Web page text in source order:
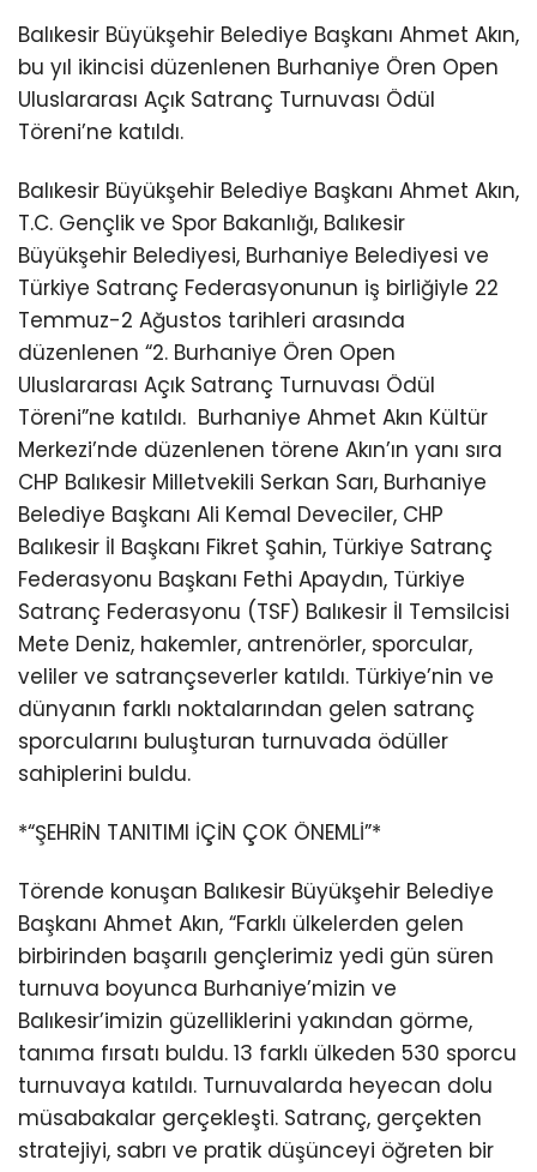
Balıkesir Büyükşehir Belediye Başkanı Ahmet Akın,
bu yıl ikincisi düzenlenen Burhaniye Ören Open
Uluslararası Açık Satranç Turnuvası Ödül
Töreni’ne katıldı.
Balıkesir Büyükşehir Belediye Başkanı Ahmet Akın,
T.C. Gençlik ve Spor Bakanlığı, Balıkesir
Büyükşehir Belediyesi, Burhaniye Belediyesi ve
Türkiye Satranç Federasyonunun iş birliğiyle 22
Temmuz-2 Ağustos tarihleri arasında
düzenlenen “2. Burhaniye Ören Open
Uluslararası Açık Satranç Turnuvası Ödül
Töreni”ne katıldı. Burhaniye Ahmet Akın Kültür
Merkezi’nde düzenlenen törene Akın’ın yanı sıra
CHP Balıkesir Milletvekili Serkan Sarı, Burhaniye
Belediye Başkanı Ali Kemal Deveciler, CHP
Balıkesir İl Başkanı Fikret Şahin, Türkiye Satranç
Federasyonu Başkanı Fethi Apaydın, Türkiye
Satranç Federasyonu (TSF) Balıkesir İl Temsilcisi
Mete Deniz, hakemler, antrenörler, sporcular,
veliler ve satrançseverler katıldı. Türkiye’nin ve
dünyanın farklı noktalarından gelen satranç
sporcularını buluşturan turnuvada ödüller
sahiplerini buldu.
*“ŞEHRİN TANITIMI İÇİN ÇOK ÖNEMLİ”*
Törende konuşan Balıkesir Büyükşehir Belediye
Başkanı Ahmet Akın, “Farklı ülkelerden gelen
birbirinden başarılı gençlerimiz yedi gün süren
turnuva boyunca Burhaniye’mizin ve
Balıkesir’imizin güzelliklerini yakından görme,
tanıma fırsatı buldu. 13 farklı ülkeden 530 sporcu
turnuvaya katıldı. Turnuvalarda heyecan dolu
müsabakalar gerçekleşti. Satranç, gerçekten
stratejiyi, sabrı ve pratik düşünceyi öğreten bir